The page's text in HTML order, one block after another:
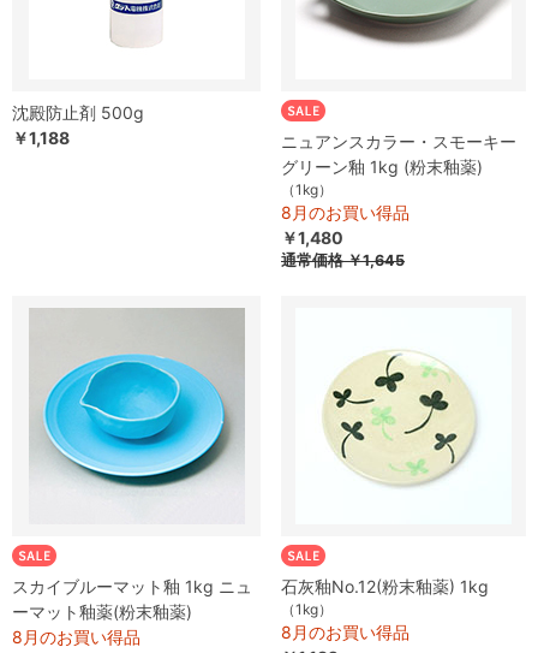
沈殿防止剤 500g
￥1,188
ニュアンスカラー・スモーキー
グリーン釉 1kg (粉末釉薬)
（1kg）
8月のお買い得品
￥1,480
通常価格￥1,645
スカイブルーマット釉 1kg ニュ
ーマット釉薬(粉末釉薬)
8月のお買い得品
石灰釉No.12(粉末釉薬) 1kg
（1kg）
8月のお買い得品